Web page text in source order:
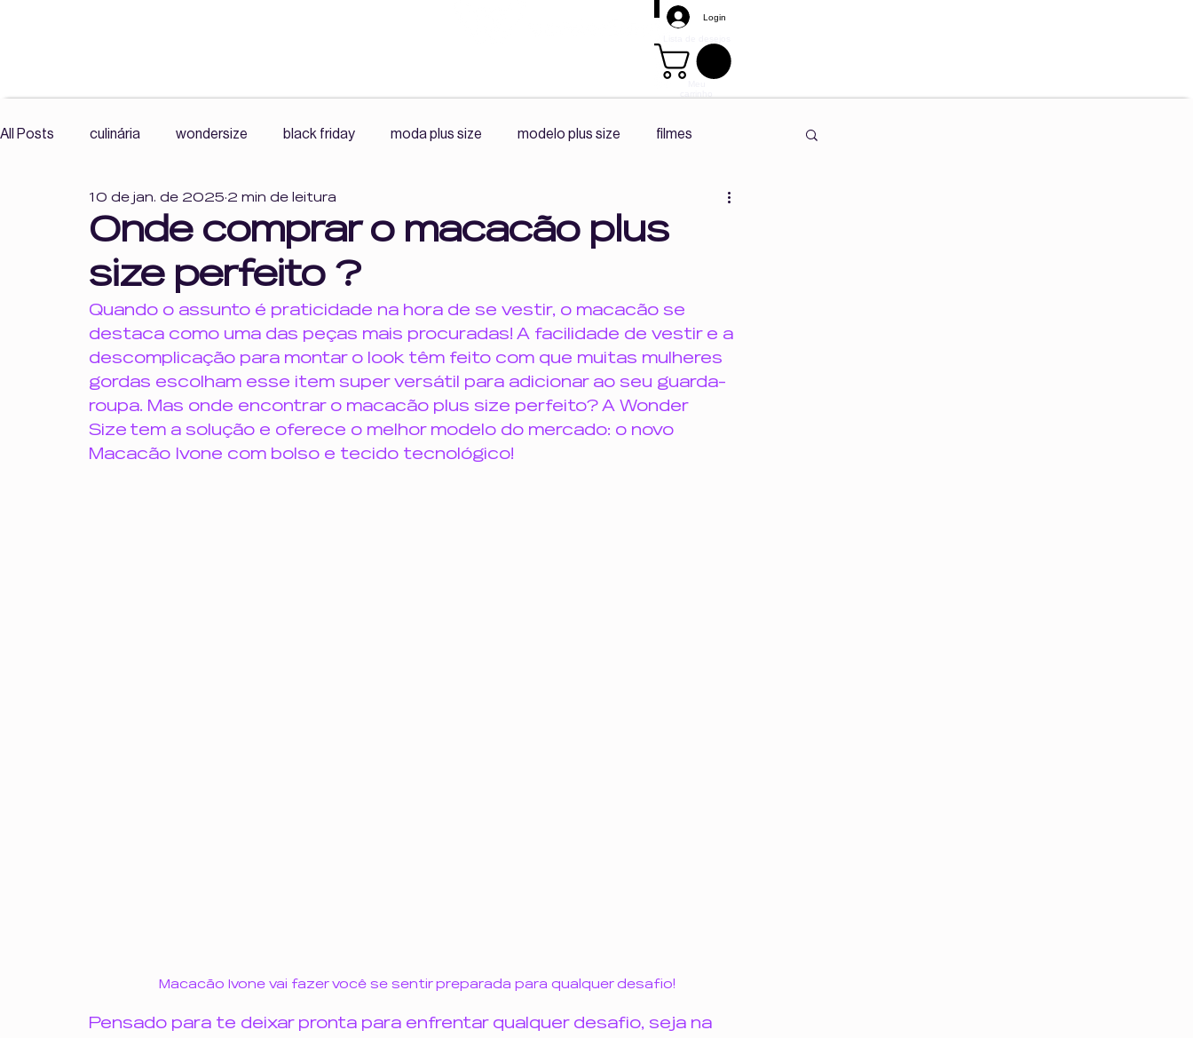
Login
All Posts culinária wondersize black friday moda plus size modelo plus size filmes
exercícios mercado livre wonder size roupas plus size playlist spotify
comunidade histórias reais leitura
Cultura Fitness
Profissionalismo e Escuta impulsividade inteligência emociona
Onde comprar o macacão plus
size perfeito ?
10 de jan. de 2025 2 min de leitura
Quando o assunto é praticidade na hora de se vestir, o macacão se
destaca como uma das peças mais procuradas! A facilidade de vestir e a
descomplicação para montar o look têm feito com que muitas mulheres
gordas escolham esse item super versátil para adicionar ao seu guarda-
roupa. Mas onde encontrar o macacão plus size perfeito? A Wonder
Size tem a solução e oferece o melhor modelo do mercado: o novo
Macacão Ivone com bolso e tecido tecnológico!
Macacão Ivone vai fazer você se sentir preparada para qualquer desafio!
Pensado para te deixar pronta para enfrentar qualquer desafio, seja na